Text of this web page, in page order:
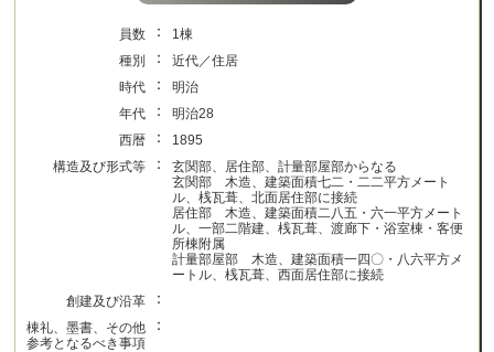
員数 ：
1棟
種別
：
近代／住居
時代
：
明治
年代
：
明治28
西暦
：
1895
構造及び形式等
：
玄関部、居住部、計量部屋部からなる
玄関部 木造、建築面積七二・二二平方メート
ル、桟瓦葺、北面居住部に接続
居住部 木造、建築面積二八五・六一平方メート
ル、一部二階建、桟瓦葺、渡廊下・浴室棟・客便
所棟附属
計量部屋部 木造、建築面積一四〇・八六平方メ
ートル、桟瓦葺、西面居住部に接続
創建及び沿革
：
棟礼、墨書、その他
参考となるべき事項
：